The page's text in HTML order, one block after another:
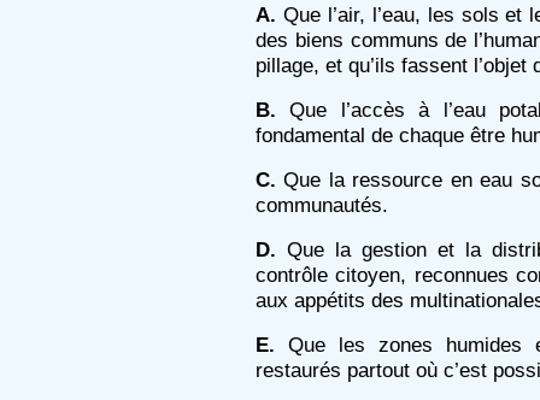
A. Que l’air, l’eau, les sols et
des biens communs de
pillage, et qu’ils fassent
B. Que l’accès à l’eau
fondamental de chaque être
C. Que la ressource en eau
communautés.
D. Que la gestion et la
contrôle citoyen, reconnues
aux appétits des
E. Que les zones humides
restaurés partout où c’est